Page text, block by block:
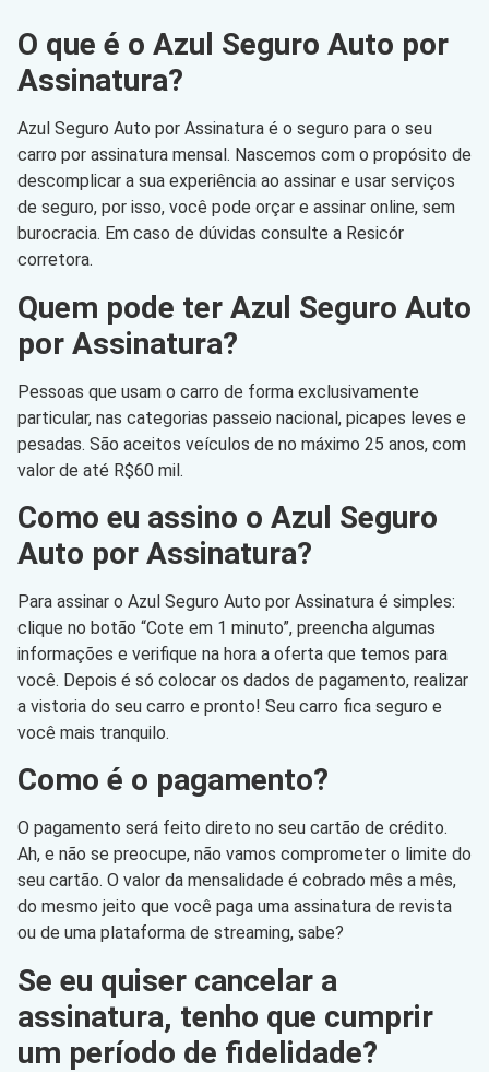
O que é o Azul Seguro Auto por
Assinatura?
Azul Seguro Auto por Assinatura é o seguro para o seu
carro por assinatura mensal. Nascemos com o propósito de
descomplicar a sua experiência ao assinar e usar serviços
de seguro, por isso, você pode orçar e assinar online, sem
burocracia. Em caso de dúvidas consulte a Resicór
corretora.
Quem pode ter Azul Seguro Auto
por Assinatura?
Pessoas que usam o carro de forma exclusivamente
particular, nas categorias passeio nacional, picapes leves e
pesadas. São aceitos veículos de no máximo 25 anos, com
valor de até R$60 mil.
Como eu assino o Azul Seguro
Auto por Assinatura?
Para assinar o Azul Seguro Auto por Assinatura é simples:
clique no botão “Cote em 1 minuto”, preencha algumas
informações e verifique na hora a oferta que temos para
você. Depois é só colocar os dados de pagamento, realizar
a vistoria do seu carro e pronto! Seu carro fica seguro e
você mais tranquilo.
Como é o pagamento?
O pagamento será feito direto no seu cartão de crédito.
Ah, e não se preocupe, não vamos comprometer o limite do
seu cartão. O valor da mensalidade é cobrado mês a mês,
do mesmo jeito que você paga uma assinatura de revista
ou de uma plataforma de streaming, sabe?
Se eu quiser cancelar a
assinatura, tenho que cumprir
um período de fidelidade?